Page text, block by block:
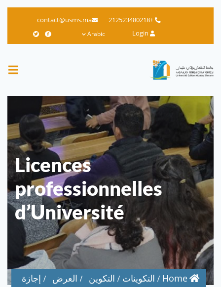
main
+212523480218
contact@usms.ma
Login
Arabic
Licences
professionnelles
d’Université
Home التكوينات
التكوين
العرض
إجازة